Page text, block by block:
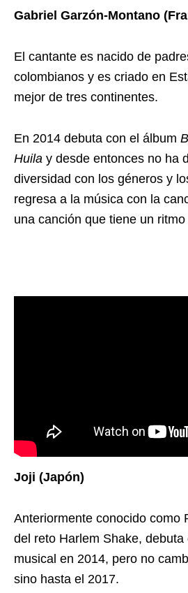
Gabriel Garzón-Montano
El cantante es nacido de
colombianos y es criado en
mejor de tres continentes.
En 2014 debuta con el álbum
Huila y desde entonces no ha
diversidad con los géneros y
regresa a la música con la
una canción que tiene un
Joji (Japón)
Anteriormente conocido como
del reto Harlem Shake, debuta
musical en 2014, pero no
sino hasta el 2017.